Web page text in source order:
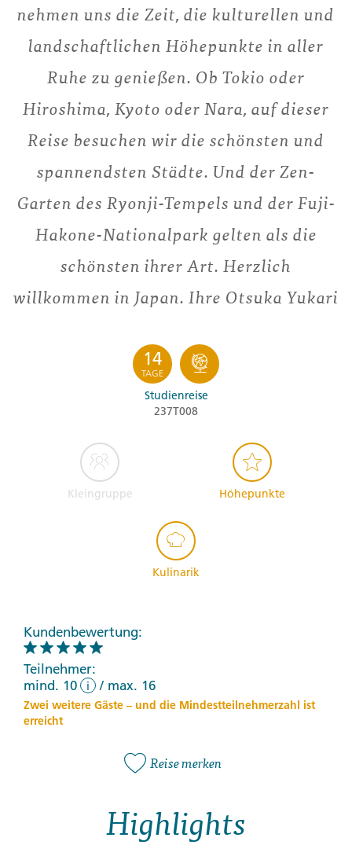
nehmen uns die Zeit, die kulturellen und
landschaftlichen Höhepunkte in aller
Ruhe zu genießen. Ob Tokio oder
Hiroshima, Kyoto oder Nara, auf dieser
Reise besuchen wir die schönsten und
spannendsten Städte. Und der Zen-
Garten des Ryonji-Tempels und der Fuji-
Hakone-Nationalpark gelten als die
schönsten ihrer Art. Herzlich
willkommen in Japan. Ihre Otsuka Yukari
14
TAGE
Studienreise
237T008
Kleingruppe Höhepunkte
Kulinarik
Kundenbewertung:
Teilnehmer:
mind. 10
i / max. 16
Zwei weitere Gäste – und die Mindestteilnehmerzahl ist
erreicht
Reise merken
Highlights